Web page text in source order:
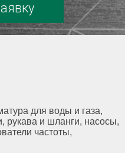
для воды и газа,
рукава и шланги, насосы,
частоты,